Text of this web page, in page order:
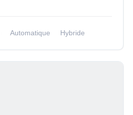
Automatique Hybride